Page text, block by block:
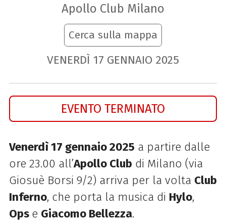
Apollo Club Milano
Cerca sulla mappa
VENERDÌ 17 GENNAIO 2025
EVENTO TERMINATO
Venerdì 17 gennaio 2025 a partire dalle
ore 23.00 all’Apollo Club di Milano (via
Giosuè Borsi 9/2) arriva per la volta Club
Inferno, che porta la musica di Hylo,
Ops e Giacomo Bellezza.